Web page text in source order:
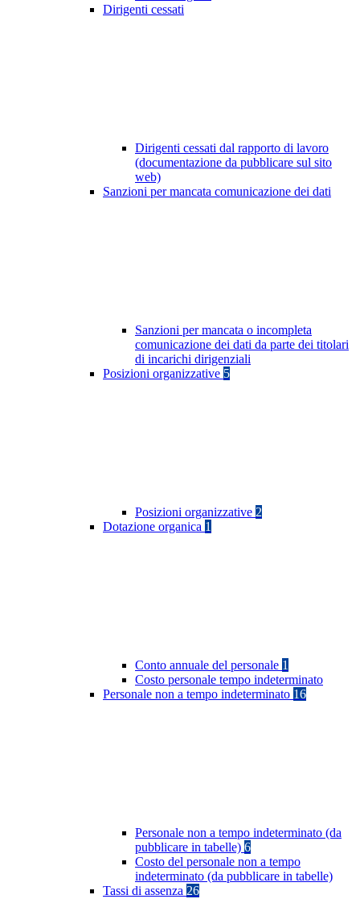
Dirigenti cessati
Dirigenti cessati dal rapporto di lavoro
(documentazione da pubblicare sul sito
web)
Sanzioni per mancata comunicazione dei dati
Sanzioni per mancata o incompleta
comunicazione dei dati da parte dei titolari
di incarichi dirigenziali
Posizioni organizzative 5
Posizioni organizzative 2
Dotazione organica 1
Conto annuale del personale 1
Costo personale tempo indeterminato
Personale non a tempo indeterminato 16
Personale non a tempo indeterminato (da
pubblicare in tabelle) 6
Costo del personale non a tempo
indeterminato (da pubblicare in tabelle)
Tassi di assenza 26